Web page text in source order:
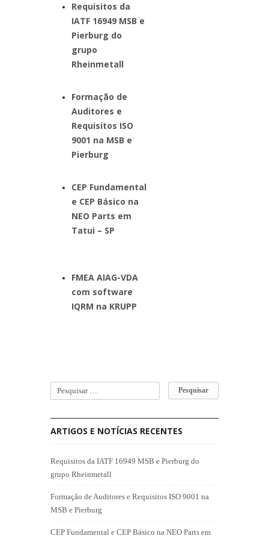
Requisitos da
IATF 16949 MSB e
Pierburg do
grupo
Rheinmetall
Formação de
Auditores e
Requisitos ISO
9001 na MSB e
Pierburg
CEP Fundamental
e CEP Básico na
NEO Parts em
Tatui – SP
FMEA AIAG-VDA
com software
IQRM na KRUPP
ARTIGOS E NOTÍCIAS RECENTES
Requisitos da IATF 16949 MSB e Pierburg do
grupo Rheinmetall
Formação de Auditores e Requisitos ISO 9001 na
MSB e Pierburg
CEP Fundamental e CEP Básico na NEO Parts em